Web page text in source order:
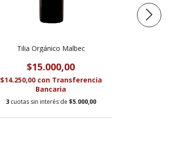
Tilia Orgánico Malbec
$15.000,00
$14.250,00 con Transferencia
Bancaria
3 cuotas sin interés de $5.000,00